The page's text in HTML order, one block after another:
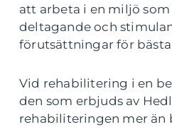
att arbeta i en miljö
deltagande och
förutsättningar för
Vid rehabilitering i en
den som erbjuds av
rehabiliteringen mer än